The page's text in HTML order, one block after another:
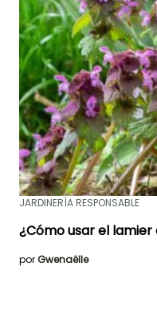
JARDINERÍA RESPONSABLE
¿Cómo usar el
porGwenaëlle